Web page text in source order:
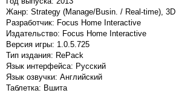
Жанр: Strategy (Manage/Busin. / Real-time), 3D
Разработчик: Focus Home Interactive
Издательство: Focus Home Interactive
Версия игры: 1.0.5.725
Тип издания: RePack
Язык интерфейса: Русский
Язык озвучки: Английский
Таблетка: Вшита